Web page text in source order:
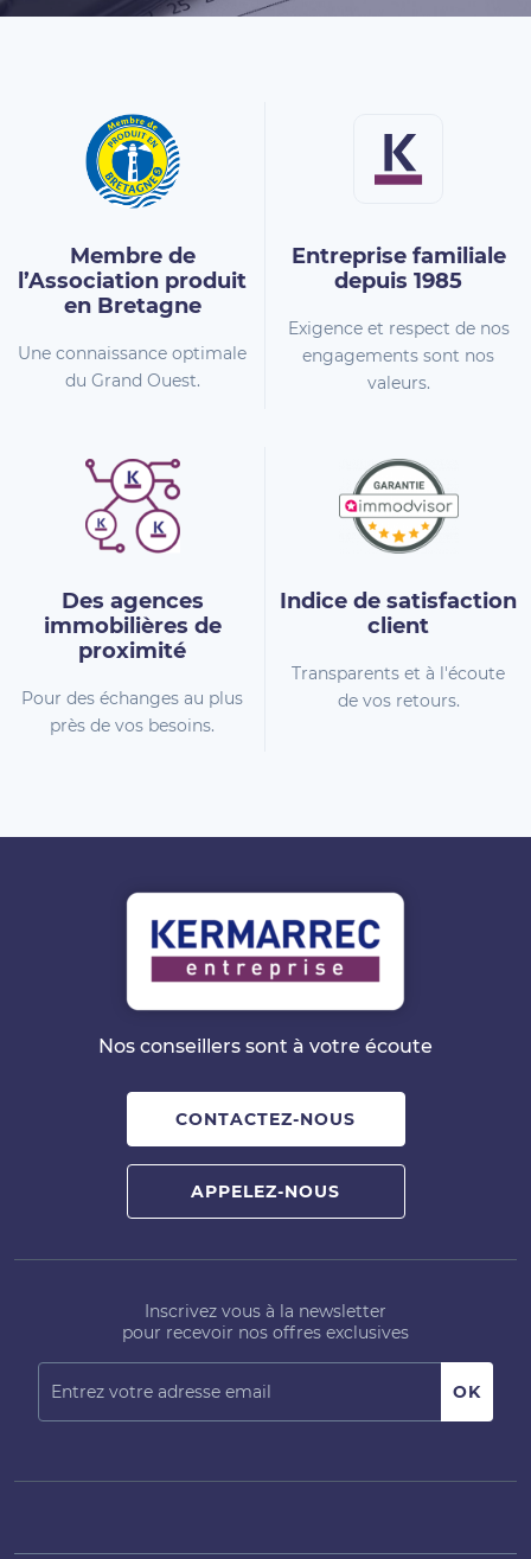
Membre de
l’Association produit
en Bretagne
Une connaissance optimale
du Grand Ouest.
Entreprise familiale
depuis 1985
Exigence et respect de nos
engagements sont nos
valeurs.
Des agences
immobilières de
proximité
Pour des échanges au plus
près de vos besoins.
Indice de satisfaction
client
Transparents et à l'écoute
de vos retours.
Nos conseillers sont à votre écoute
CONTACTEZ-NOUS
APPELEZ-NOUS
Inscrivez vous à la newsletter
pour recevoir nos offres exclusives